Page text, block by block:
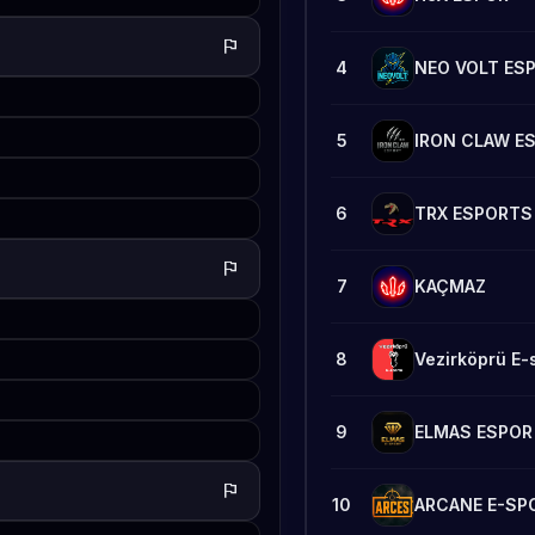
flag
flag
flag
4 NEO VOLT
5 IRON CLAW
6 TRX ESPORTS
7 KAÇMAZ
8 Vezirköprü E-
9 ELMAS ESPOR
10 ARCANE E-